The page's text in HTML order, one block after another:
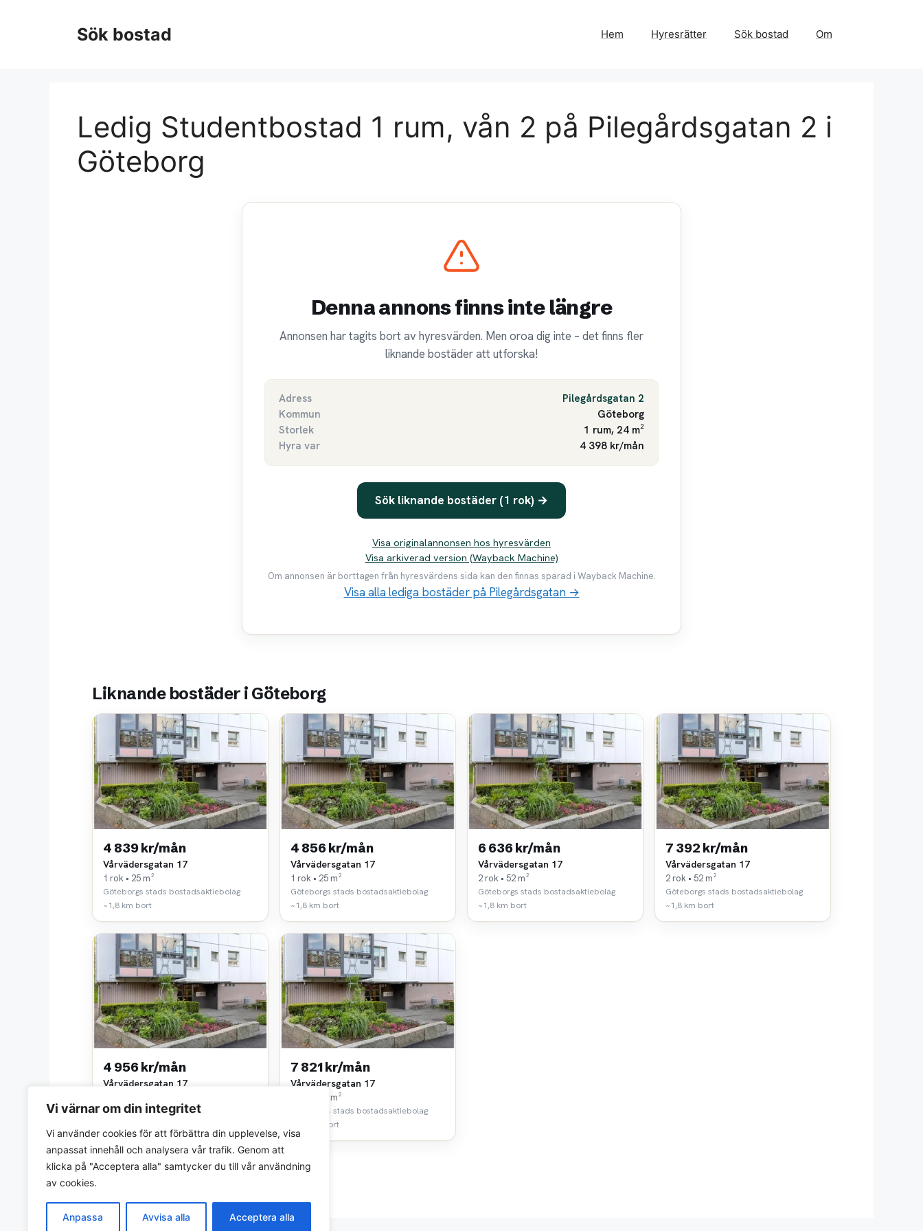
Vi värnar om din integritet
Vi använder cookies för att förbättra din upplevelse, visa
anpassat innehåll och analysera vår trafik. Genom att
klicka på "Acceptera alla" samtycker du till vår användning
av cookies.
Anpassa Avvisa alla Acceptera alla
Sök bostad Hem Hyresrätter Sök bostad Om
Ledig Studentbostad 1 rum, vån 2 på Pilegårdsgatan 2 i
Göteborg
Denna annons finns inte längre
Annonsen har tagits bort av hyresvärden. Men oroa dig inte – det finns fler
liknande bostäder att utforska!
Adress
Pilegårdsgatan 2
Kommun
Göteborg
Storlek
1 rum, 24 m²
Hyra var
4 398 kr/mån
Sök liknande bostäder (1 rok) →
Visa originalannonsen hos hyresvärden
Visa arkiverad version (Wayback Machine)
Om annonsen är borttagen från hyresvärdens sida kan den finnas sparad i Wayback Machine.
Visa alla lediga bostäder på Pilegårdsgatan →
Liknande bostäder i Göteborg
4 839 kr/mån
Vårvädersgatan 17
1 rok • 25 m²
Göteborgs stads bostadsaktiebolag
~1,8 km bort
4 856 kr/mån
Vårvädersgatan 17
1 rok • 25 m²
Göteborgs stads bostadsaktiebolag
~1,8 km bort
6 636 kr/mån
Vårvädersgatan 17
2 rok • 52 m²
Göteborgs stads bostadsaktiebolag
~1,8 km bort
7 392 kr/mån
Vårvädersgatan 17
2 rok • 52 m²
Göteborgs stads bostadsaktiebolag
~1,8 km bort
4 956 kr/mån
Vårvädersgatan 17
Göteborgs stads bostadsaktiebolag
7 821 kr/mån
Vårvädersgatan 17
2 rok • 57 m²
Göteborgs stads bostadsaktiebolag
~1,8 km bort